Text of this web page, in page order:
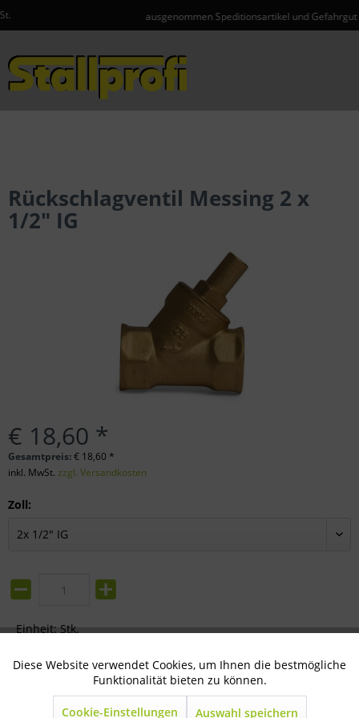
ausgenommen Speditionsartikel und Gefahrgut
Rückschlagventil Messing 2 x
1/2" IG
€ 18,60 *
Gesamtpreis:€ 18,60 *
inkl. MwSt. zzgl. Versandkosten
Zoll:
Einheit: Stk.
Bewerten
Technisch notwendig Aktiv
Marketing Inaktiv
Diese Website verwendet Cookies, um Ihnen die bestmögliche
Funktionalität bieten zu können.
Cookie-Einstellungen Auswahl speichern